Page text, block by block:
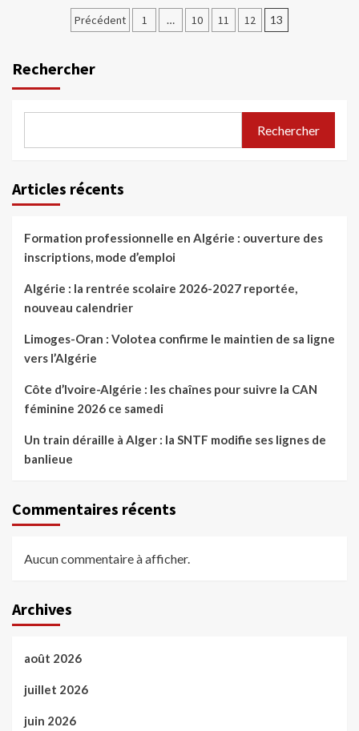
Précédent 1 … 10 11 12 13
Rechercher
Rechercher
Articles récents
Formation professionnelle en Algérie : ouverture des
inscriptions, mode d’emploi
Algérie : la rentrée scolaire 2026-2027 reportée,
nouveau calendrier
Limoges-Oran : Volotea confirme le maintien de sa ligne
vers l’Algérie
Côte d’Ivoire-Algérie : les chaînes pour suivre la CAN
féminine 2026 ce samedi
Un train déraille à Alger : la SNTF modifie ses lignes de
banlieue
Commentaires récents
Aucun commentaire à afficher.
Archives
août 2026
juillet 2026
juin 2026